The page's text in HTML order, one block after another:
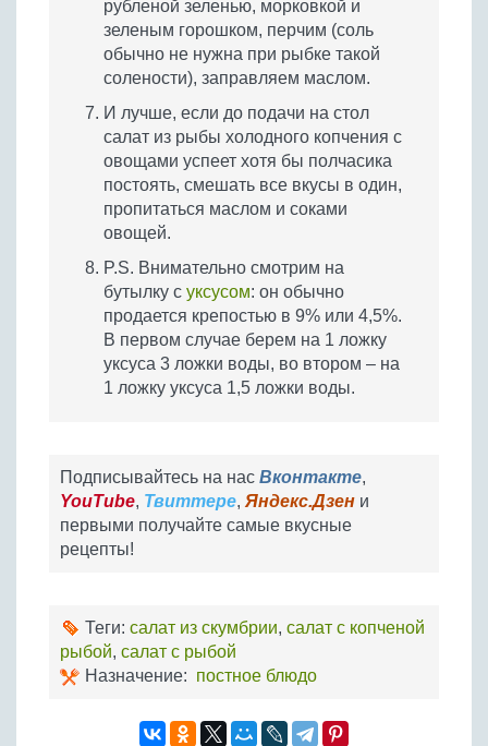
рубленой зеленью, морковкой и
зеленым горошком, перчим (соль
обычно не нужна при рыбке такой
солености), заправляем маслом.
И лучше, если до подачи на стол
салат из рыбы холодного копчения с
овощами успеет хотя бы полчасика
постоять, смешать все вкусы в один,
пропитаться маслом и соками
овощей.
P.S. Внимательно смотрим на
бутылку с уксусом: он обычно
продается крепостью в 9% или 4,5%.
В первом случае берем на 1 ложку
уксуса 3 ложки воды, во втором – на
1 ложку уксуса 1,5 ложки воды.
Подписывайтесь на нас Вконтакте,
YouTube, Твиттере, Яндекс.Дзен и
первыми получайте самые вкусные
рецепты!
Теги: салат из скумбрии, салат с копченой
рыбой, салат с рыбой
Назначение: постное блюдо